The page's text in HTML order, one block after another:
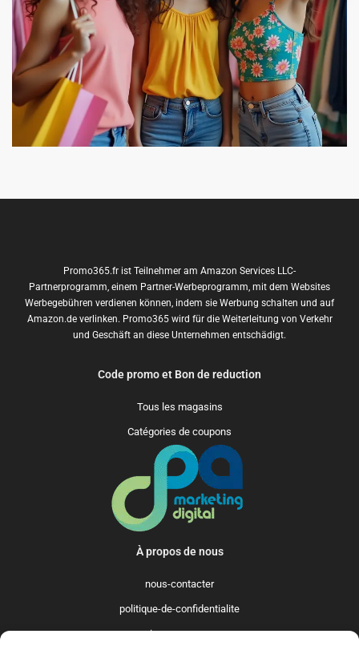
Promo365.fr ist Teilnehmer am Amazon Services LLC-
Partnerprogramm, einem Partner-Werbeprogramm, mit dem Websites
Werbegebühren verdienen können, indem sie Werbung schalten und auf
Amazon.de verlinken. Promo365 wird für die Weiterleitung von Verkehr
und Geschäft an diese Unternehmen entschädigt.
Code promo et Bon de reduction
Tous les magasins
Catégories de coupons
À propos de nous
nous-contacter
politique-de-confidentialite
qui-sommes-nous